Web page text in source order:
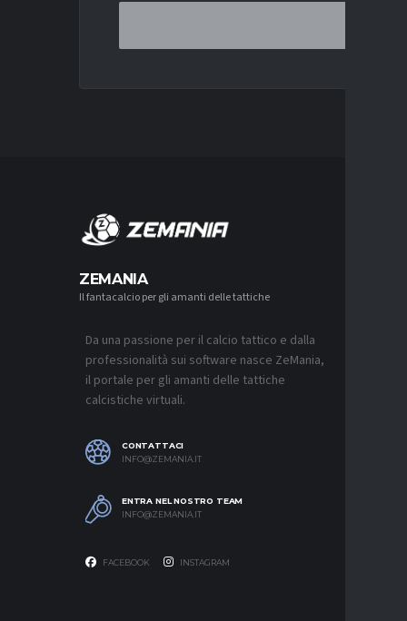
ZEMANIA
Il fantacalcio per gli amanti delle tattiche
Da una passione per il calcio tattico e dalla
professionalità sui software nasce ZeMania,
il portale per gli amanti delle tattiche
calcistiche virtuali.
CONTATTACI
INFO@ZEMANIA.IT
ENTRA NEL NOSTRO TEAM
INFO@ZEMANIA.IT
FACEBOOK INSTAGRAM